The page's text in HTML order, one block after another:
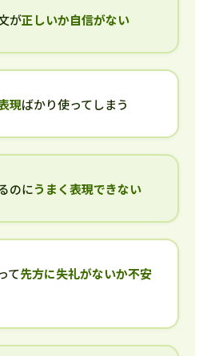
が正しいか自信がない
現ばかり使ってしまう
のにうまく表現できない
て先方に失礼がないか不安